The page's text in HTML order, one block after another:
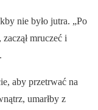
nie było jutra. „Po
mruczeć i
aby przetrwać na
umarłby z